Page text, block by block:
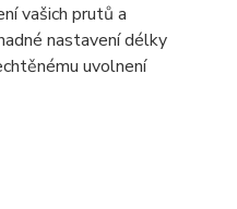
vašich prutů a
nastavení délky
uvolnení